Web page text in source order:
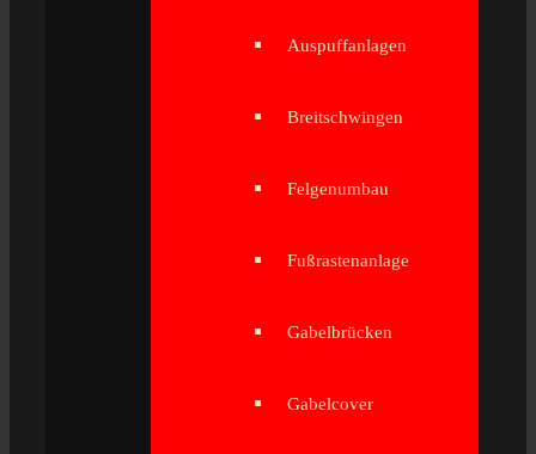
Auspuffanlagen
Breitschwingen
Felgenumbau
Fußrastenanlage
Gabelbrücken
Gabelcover